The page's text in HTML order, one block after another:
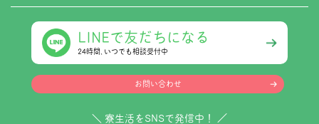
LINEで友だちになる
24時間､いつでも相談受付中
お問い合わせ
＼ 寮生活をSNSで発信中！ ／